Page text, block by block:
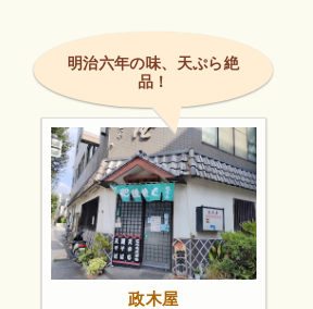
明治六年の味、天ぷら絶
品！
政木屋